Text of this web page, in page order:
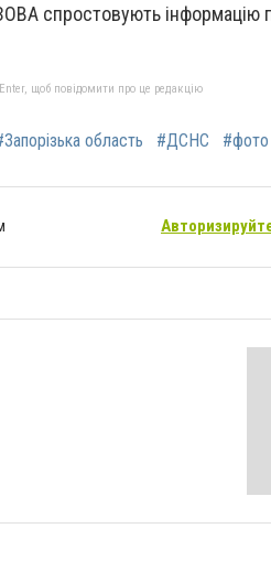
спростовують інформацію
щоб повідомити про це редакцію
область #ДСНС #фото